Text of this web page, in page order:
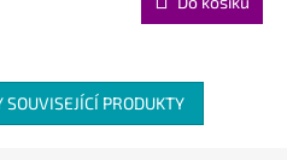
PRODUKTY